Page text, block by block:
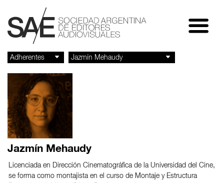
Jazmín Mehaudy
Licenciada en Dirección Cinematográfica de la Universidad del Cine,
se forma como montajista en el curso de Montaje y Estructura